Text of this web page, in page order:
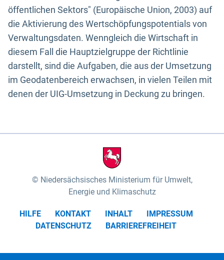
öffentlichen Sektors" (Europäische Union, 2003) auf
die Aktivierung des Wertschöpfungspotentials von
Verwaltungsdaten. Wenngleich die Wirtschaft in
diesem Fall die Hauptzielgruppe der Richtlinie
darstellt, sind die Aufgaben, die aus der Umsetzung
im Geodatenbereich erwachsen, in vielen Teilen mit
denen der UIG-Umsetzung in Deckung zu bringen.
Niedersächsisches Ministerium für Umwelt,
Energie und Klimaschutz
HILFE KONTAKT INHALT
IMPRESSUM
DATENSCHUTZ
BARRIEREFREIHEIT